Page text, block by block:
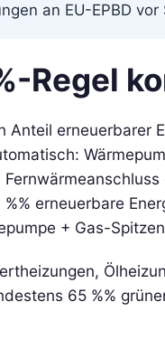
an EU-EPBD
Regel
erneuerbarer
erneuerbare
+ Gas-
65 %%